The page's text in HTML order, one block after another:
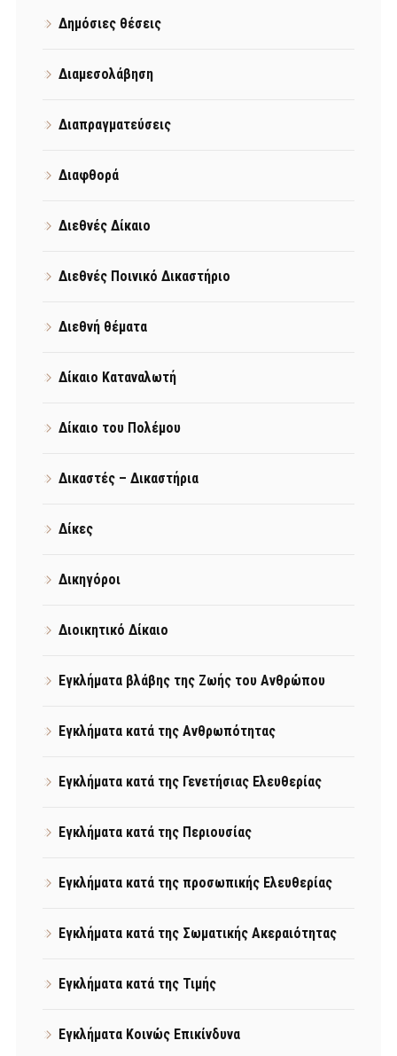
Δημόσιες θέσεις
Διαμεσολάβηση
Διαπραγματεύσεις
Διαφθορά
Διεθνές Δίκαιο
Διεθνές Ποινικό Δικαστήριο
Διεθνή θέματα
Δίκαιο Καταναλωτή
Δίκαιο του Πολέμου
Δικαστές – Δικαστήρια
Δίκες
Δικηγόροι
Διοικητικό Δίκαιο
Εγκλήματα βλάβης της Ζωής του Ανθρώπου
Εγκλήματα κατά της Ανθρωπότητας
Εγκλήματα κατά της Γενετήσιας Ελευθερίας
Εγκλήματα κατά της Περιουσίας
Εγκλήματα κατά της προσωπικής Ελευθερίας
Εγκλήματα κατά της Σωματικής Ακεραιότητας
Εγκλήματα κατά της Τιμής
Εγκλήματα Κοινώς Επικίνδυνα